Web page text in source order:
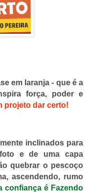
em laranja - que é a
força, poder e
projeto dar certo!
inclinados para
e de uma capa
quebrar o pescoço
ascendendo, rumo
confiança é Fazendo